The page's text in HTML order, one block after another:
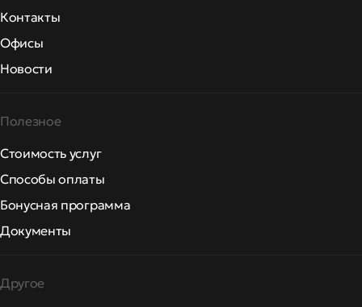
Контакты
Офисы
Новости
Полезное
Стоимость услуг
Способы оплаты
Бонусная программа
Документы
Другое